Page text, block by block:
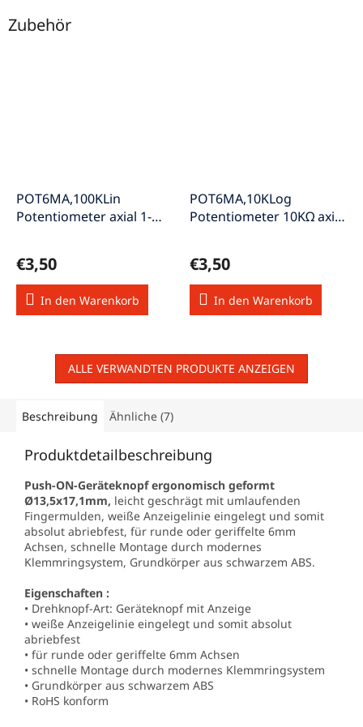
Zubehör
POT6MA,100KLin
Potentiometer axial 1-
€3,50
In den Warenkorb
POT6MA,10KLog
Potentiometer 10KΩ axial
€3,50
In den Warenkorb
ALLE VERWANDTEN PRODUKTE ANZEIGEN
Beschreibung Ähnliche (7)
Produktdetailbeschreibung
Push-ON-Geräteknopf ergonomisch geformt
Ø13,5x17,1mm, leicht geschrägt mit umlaufenden
Fingermulden, weiße Anzeigelinie eingelegt und somit
absolut abriebfest, für runde oder geriffelte 6mm
Achsen, schnelle Montage durch modernes
Klemmringsystem, Grundkörper aus schwarzem ABS.
Eigenschaften :
• Drehknopf-Art: Geräteknopf mit Anzeige
• weiße Anzeigelinie eingelegt und somit absolut
abriebfest
• für runde oder geriffelte 6mm Achsen
• schnelle Montage durch modernes Klemmringsystem
• Grundkörper aus schwarzem ABS
• RoHS konform